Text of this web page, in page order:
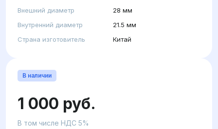
Внешний диаметр
28 мм
Внутренний диаметр
21.5 мм
Страна изготовитель
Китай
В наличии
1 000 руб.
В том числе НДС 5%